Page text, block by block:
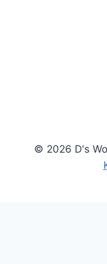
© 2026 D's